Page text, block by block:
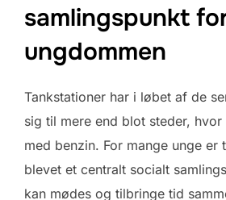
samlingspunkt
ungdommen
Tankstationer har i løbet af de
sig til mere end blot steder,
med benzin. For mange unge er
blevet et centralt socialt
kan mødes og tilbringe tid